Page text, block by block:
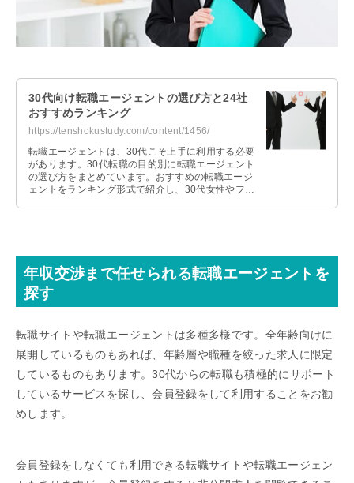
30代向け転職エージェントの選び方と24社
おすすめランキング
https://tenshokustudy.com/content/1456/
転職エージェントは、30代こそ上手に利用する必要
があります。30代転職の目的別に転職エージェント
の選び方をまとめています。おすすめの転職エージ
ェントをランキング形式で紹介し、30代女性やフリ
年収交渉まで任せられる転職エージェントを
探す
転職サイトや転職エージェントは多種多様です。全年齢向けに
展開しているものもあれば、年齢層や職種を絞った求人に限定
しているものもあります。30代からの転職も積極的にサポート
しているサービスを探し、会員登録をして利用することをお勧
めします。
会員登録をしなくても利用できる転職サイトや転職エージェン